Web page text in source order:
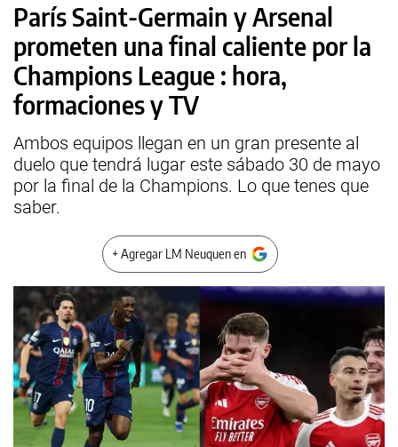
París Saint-Germain y Arsenal
prometen una final caliente por la
Champions League : hora,
formaciones y TV
Ambos equipos llegan en un gran presente al
duelo que tendrá lugar este sábado 30 de mayo
por la final de la Champions. Lo que tenes que
saber.
+ Agregar LM Neuquen en